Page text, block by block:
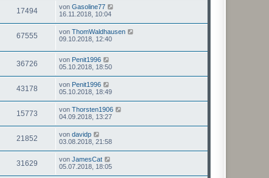
17494 von Gasoline77
16.11.2018, 10:04
67555 von ThomWaldhausen
09.10.2018, 12:40
36726 von Penit1996
05.10.2018, 18:50
43178 von Penit1996
05.10.2018, 18:49
15773 von Thorsten1906
04.09.2018, 13:27
21852 von davidp
03.08.2018, 21:58
31629 von JamesCat
05.07.2018, 18:05